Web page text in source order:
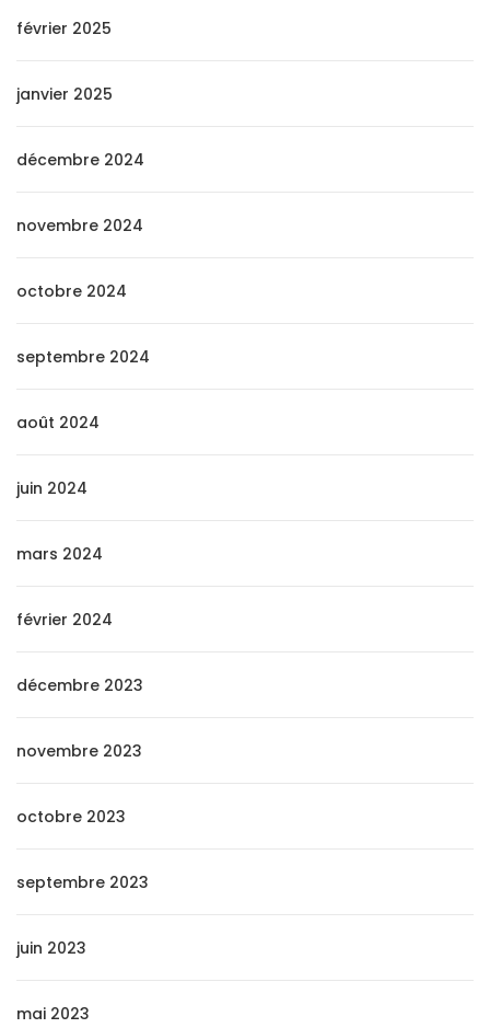
février 2025
janvier 2025
décembre 2024
novembre 2024
octobre 2024
septembre 2024
août 2024
juin 2024
mars 2024
février 2024
décembre 2023
novembre 2023
octobre 2023
septembre 2023
juin 2023
mai 2023